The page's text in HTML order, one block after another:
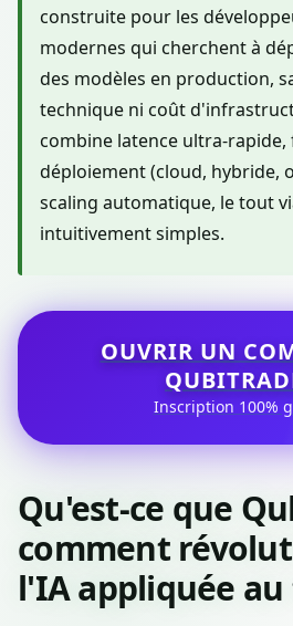
construite pour les
modernes qui cherchent à
des modèles en production,
technique ni coût
combine latence ultra-rapide,
déploiement (cloud, hybride,
scaling automatique, le tout
intuitivement simples.
OUVRIR UN
Inscription 100%
Qu'est-ce que
comment
l'IA appliquée